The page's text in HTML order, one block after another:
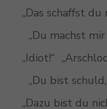
„Das schaffst du
„Du machst
„Idiot!“
„Du bist
„Dazu bist du